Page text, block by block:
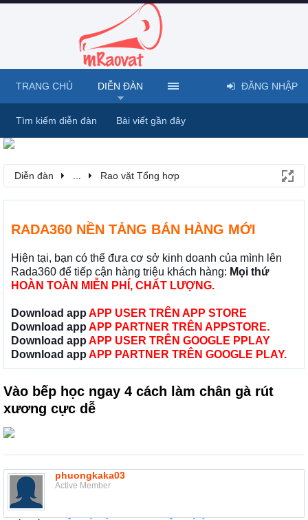
Diễn đàn Rao vặt Tổng hợp
RADA360 NỀN TẢNG BÁN HÀNG MỚI
Hiện tại, bạn có thể đưa cơ sở kinh doanh của mình lên
Rada360 để tiếp cận hàng triệu khách hàng: Mọi thứ
HOÀN TOÀN MIỄN PHÍ, CHẤT LƯỢNG.
Download app APP USER TRÊN APP STORE
Download app APP PARTNER TRÊN APPSTORE.
Download app APP USER TRÊN GOOGLE PPLAY
Download app APP PARTNER TRÊN GOOGLE PLAY.
Vào bếp học ngay 4 cách làm chân gà rút
xương cực dễ
phuongkaka03
Active Member
TRANG CHỦ DIỄN ĐÀN
Tìm kiếm diễn đàn Bài viết gần đây
ĐĂNG NHẬP